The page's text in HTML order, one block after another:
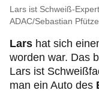
Lars ist Schweiß-
ADAC/Sebastian Pfütze
Lars hat sich
worden war. Das
Lars ist
man ein Auto des